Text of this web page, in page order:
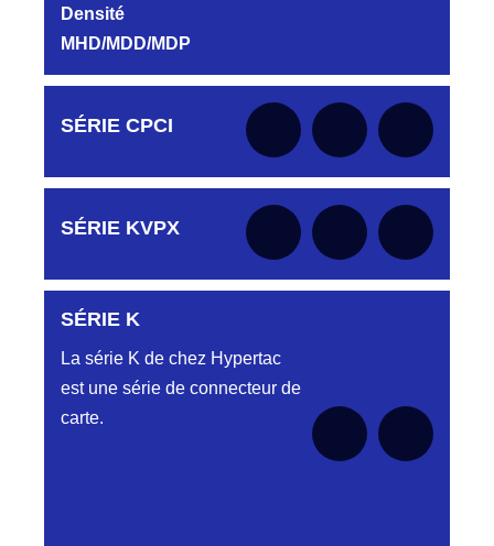
Densité
MHD/MDD/MDP
Aucune pièce disponible pour cette série pour
le moment
SÉRIE CPCI
Aucune pièce disponible pour cette série pour
le moment
SÉRIE KVPX
Aucune pièce disponible pour cette série pour
SÉRIE K
La série K de chez Hypertac
est une série de connecteur de
carte.